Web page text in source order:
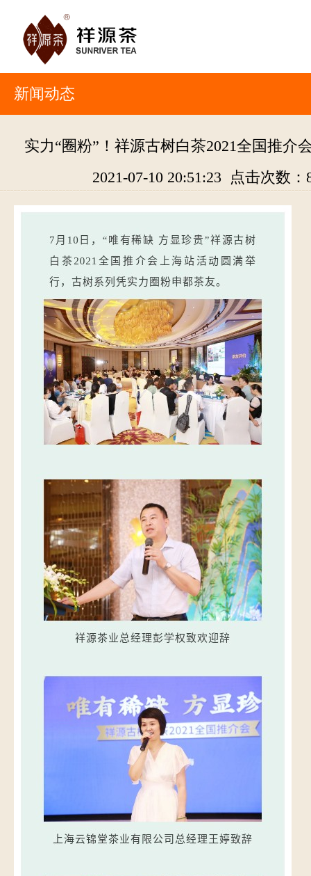
新闻动态
实力“圈粉”！祥源古树白茶2021全国推介
2021-07-10 20:51:23 点击次数：